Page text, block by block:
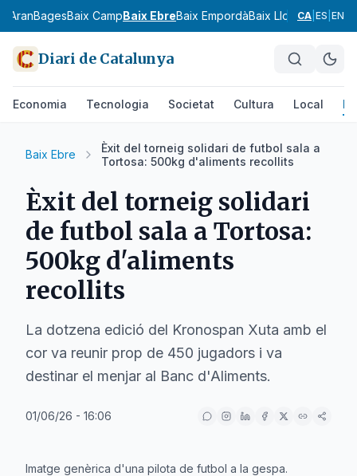
AranBagesBaix CampBaix EbreBaix EmpordàBaix LlobregatBaix
CA ES EN
Diari de Catalunya
Economia Tecnologia Societat Cultura Local
Baix Ebre
Èxit del torneig solidari de futbol sala a
Tortosa: 500kg d'aliments recollits
Èxit del torneig solidari
de futbol sala a Tortosa:
500kg d'aliments
recollits
La dotzena edició del Kronospan Xuta amb el
cor va reunir prop de 450 jugadors i va
destinar el menjar al Banc d'Aliments.
01/06/26 - 16:06
Imatge genèrica d'una pilota de futbol a la gespa.